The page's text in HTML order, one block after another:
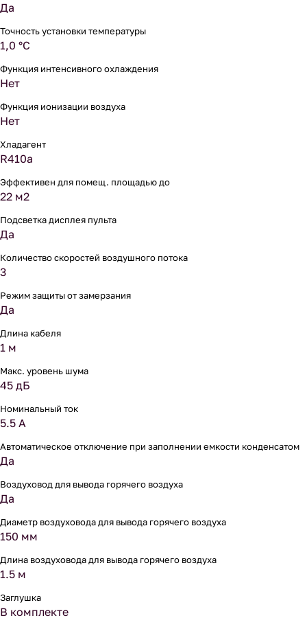
Да
Точность установки температуры
1,0 °С
Функция интенсивного охлаждения
Нет
Функция ионизации воздуха
Нет
Хладагент
R410a
Эффективен для помещ. площадью до
22 м2
Подсветка дисплея пульта
Да
Количество скоростей воздушного потока
3
Режим защиты от замерзания
Да
Длина кабеля
1 м
Макс. уровень шума
45 дБ
Номинальный ток
5.5 А
Автоматическое отключение при заполнении емкости конденсатом
Да
Воздуховод для вывода горячего воздуха
Да
Диаметр воздуховода для вывода горячего воздуха
150 мм
Длина воздуховода для вывода горячего воздуха
1.5 м
Заглушка
В комплекте